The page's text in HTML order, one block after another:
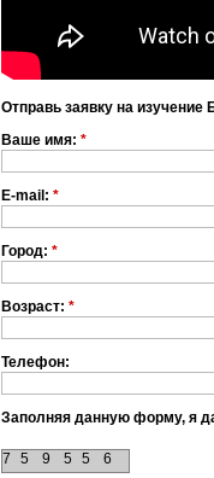
Отправь заявку на
Ваше имя: *
E-mail: *
Город: *
Возраст: *
Телефон:
Заполняя данную форму, я
7 5
9
5 6
5